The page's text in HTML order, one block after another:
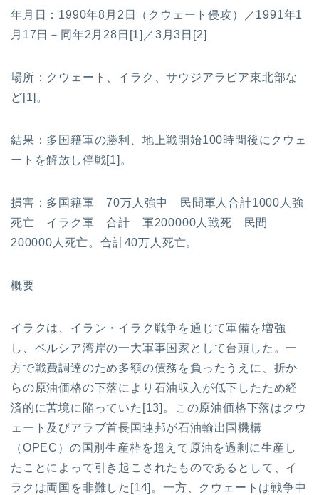
年月日：1990年8月2日（クウェート侵攻）／1991年1
月17日－同年2月28日[1]／3月3日[2]
場所：クウェート、イラク、サウジアラビア東北部な
ど[1]。
結果：多国籍軍の勝利、地上戦開始100時間後にクウェ
ートを解放し停戦[1]。
損害：多国籍軍 70万人強中 民間軍人合計1000人強
死亡 イラク軍 合計 軍200000人戦死 民間
200000人死亡。合計40万人死亡。
概要
イラクは、イラン・イラク戦争を通じて軍備を増強
し、ペルシア湾岸の一大軍事国家として台頭した。一
方で戦費調達のため多額の債務を負ったうえに、折か
らの原油価格の下落により石油収入が低下したため経
済的に苦境に陥っていた[13]。この原油価格下落はクウ
ェート及びアラブ首長国連邦が石油輸出国機構
（OPEC）の国別生産枠を超えて原油を過剰に生産し
たことによって引き起こされたものであるとして、イ
ラクは両国を非難した[14]。一方、クウェートは戦争中